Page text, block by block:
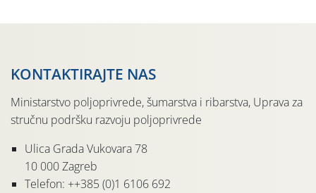
KONTAKTIRAJTE NAS
Ministarstvo poljoprivrede, šumarstva i ribarstva, Uprava za
stručnu podršku razvoju poljoprivrede
Ulica Grada Vukovara 78
10 000 Zagreb
Telefon: ++385 (0)1 6106 692